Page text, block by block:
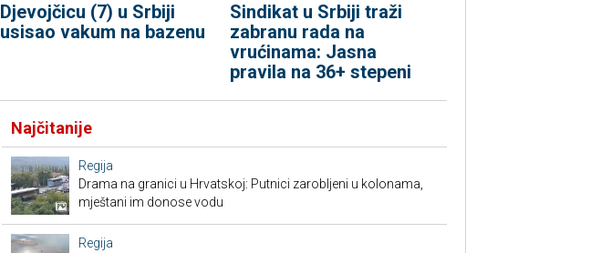
Djevojčicu (7) u Srbiji
usisao vakum na bazenu
Sindikat u Srbiji traži
zabranu rada na
vrućinama: Jasna
pravila na 36+ stepeni
Najčitanije
Regija
Drama na granici u Hrvatskoj: Putnici zarobljeni u kolonama,
mještani im donose vodu
Regija